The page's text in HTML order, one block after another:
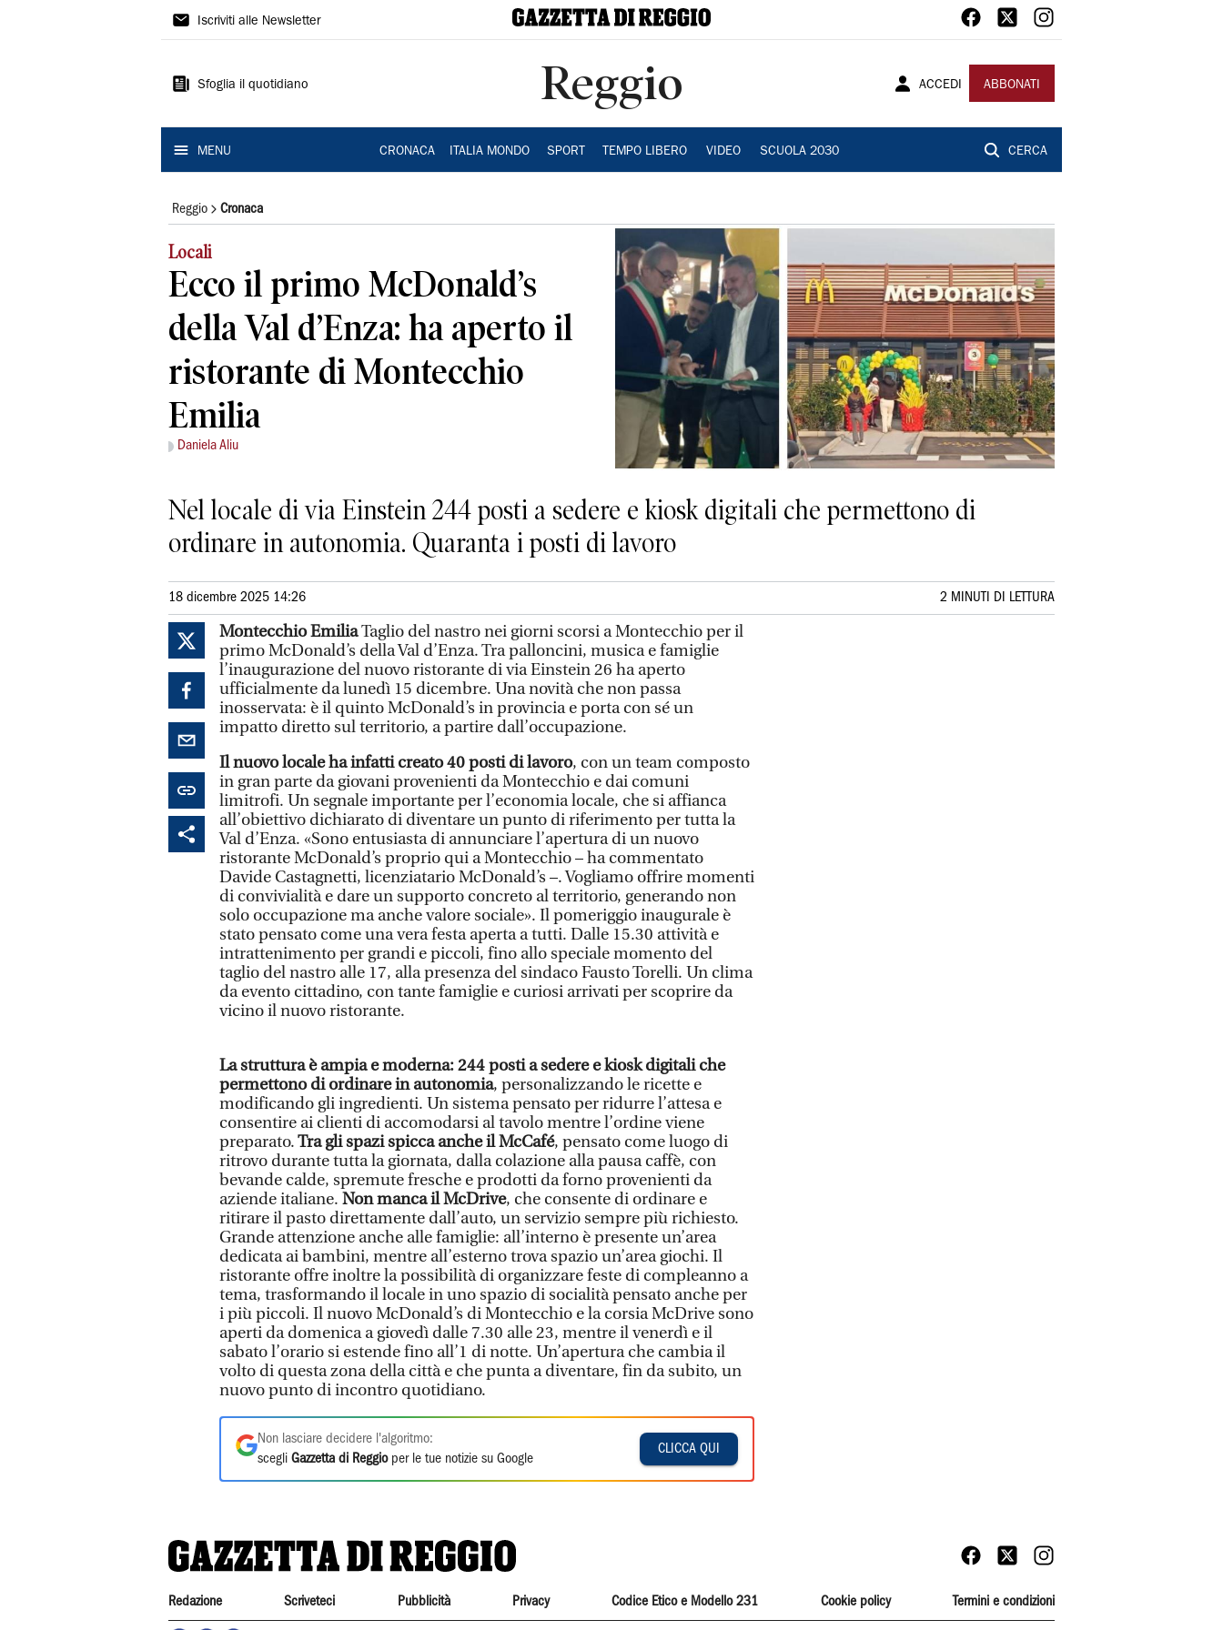
Gazzetta
Reggio
Iscriviti alle Newsletter
Sfoglia il quotidiano Reggio ACCEDI ABBONATI
MENU CRONACA ITALIA MONDO SPORT TEMPO LIBERO VIDEO SCUOLA 2030 CERCA
Reggio Cronaca
Locali
Ecco il primo McDonald’s
della Val d’Enza: ha aperto il
ristorante di Montecchio
Emilia
Daniela Aliu
Nel locale di via Einstein 244 posti a sedere e kiosk digitali che permettono di
ordinare in autonomia. Quaranta i posti di lavoro
18 dicembre 2025 14:26 2 MINUTI DI LETTURA
Montecchio EmiliaTaglio del nastro nei giorni scorsi a Montecchio per il
primo McDonald’s della Val d’Enza. Tra palloncini, musica e famiglie
l’inaugurazione del nuovo ristorante di via Einstein 26 ha aperto
ufficialmente da lunedì 15 dicembre. Una novità che non passa
inosservata: è il quinto McDonald’s in provincia e porta con sé un
impatto diretto sul territorio, a partire dall’occupazione.
Il nuovo locale ha infatti creato 40 posti di lavoro, con un team composto
in gran parte da giovani provenienti da Montecchio e dai comuni
limitrofi. Un segnale importante per l’economia locale, che si affianca
all’obiettivo dichiarato di diventare un punto di riferimento per tutta la
Val d’Enza. «Sono entusiasta di annunciare l’apertura di un nuovo
ristorante McDonald’s proprio qui a Montecchio – ha commentato
Davide Castagnetti, licenziatario McDonald’s –. Vogliamo offrire momenti
di convivialità e dare un supporto concreto al territorio, generando non
solo occupazione ma anche valore sociale». Il pomeriggio inaugurale è
stato pensato come una vera festa aperta a tutti. Dalle 15.30 attività e
intrattenimento per grandi e piccoli, fino allo speciale momento del
taglio del nastro alle 17, alla presenza del sindaco Fausto Torelli. Un clima
da evento cittadino, con tante famiglie e curiosi arrivati per scoprire da
vicino il nuovo ristorante.
La struttura è ampia e moderna: 244 posti a sedere e kiosk digitali che
permettono di ordinare in autonomia, personalizzando le ricette e
modificando gli ingredienti. Un sistema pensato per ridurre l’attesa e
consentire ai clienti di accomodarsi al tavolo mentre l’ordine viene
preparato.Tra gli spazi spicca anche il McCafé, pensato come luogo di
ritrovo durante tutta la giornata, dalla colazione alla pausa caffè, con
bevande calde, spremute fresche e prodotti da forno provenienti da
aziende italiane. Non manca il McDrive, che consente di ordinare e
ritirare il pasto direttamente dall’auto, un servizio sempre più richiesto.
Grande attenzione anche alle famiglie: all’interno è presente un’area
dedicata ai bambini, mentre all’esterno trova spazio un’area giochi. Il
ristorante offre inoltre la possibilità di organizzare feste di compleanno a
tema, trasformando il locale in uno spazio di socialità pensato anche per
i più piccoli. Il nuovo McDonald’s di Montecchio e la corsia McDrive sono
aperti da domenica a giovedì dalle 7.30 alle 23, mentre il venerdì e il
sabato l’orario si estende fino all’1 di notte. Un’apertura che cambia il
volto di questa zona della città e che punta a diventare, fin da subito, un
nuovo punto di incontro quotidiano.
Non lasciare decidere l'algoritmo:
scegli Gazzetta di Reggioper le tue notizie su Google
CLICCA QUI
Redazione Scriveteci Pubblicità Privacy Codice Etico e Modello 231 Cookie policy Termini e condizioni